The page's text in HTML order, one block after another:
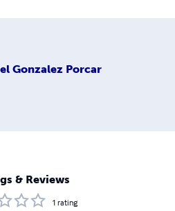
Gonzalez Porcar
& Reviews
1 rating